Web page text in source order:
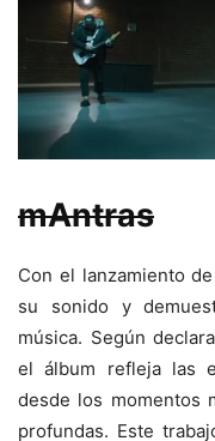
mAntras
Con el lanzamiento de
su sonido y
música. Según
el álbum refleja las
desde los momentos
profundas. Este